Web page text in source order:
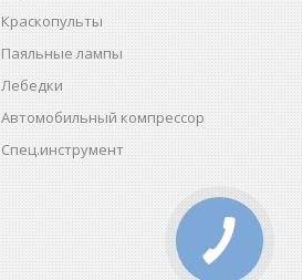
Краскопульты
Паяльные лампы
Лебедки
Автомобильный компрессор
Спец.инструмент